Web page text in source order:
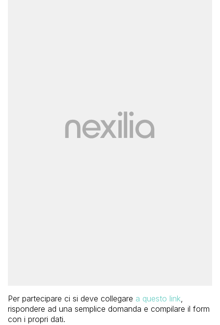
Per partecipare ci si deve collegare a questo link,
rispondere ad una semplice domanda e compilare il form
con i propri dati.